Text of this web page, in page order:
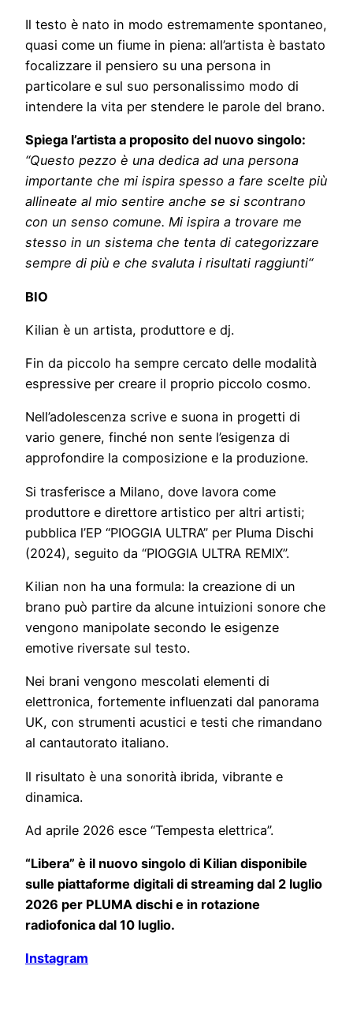
Il testo è nato in modo estremamente spontaneo,
quasi come un fiume in piena: all’artista è bastato
focalizzare il pensiero su una persona in
particolare e sul suo personalissimo modo di
intendere la vita per stendere le parole del brano.
Spiega l’artista a proposito del nuovo singolo:
“Questo pezzo è una dedica ad una persona
importante che mi ispira spesso a fare scelte più
allineate al mio sentire anche se si scontrano
con un senso comune. Mi ispira a trovare me
stesso in un sistema che tenta di categorizzare
sempre di più e che svaluta i risultati raggiunti“
BIO
Kilian è un artista, produttore e dj.
Fin da piccolo ha sempre cercato delle modalità
espressive per creare il proprio piccolo cosmo.
Nell’adolescenza scrive e suona in progetti di
vario genere, finché non sente l’esigenza di
approfondire la composizione e la produzione.
Si trasferisce a Milano, dove lavora come
produttore e direttore artistico per altri artisti;
pubblica l’EP “PIOGGIA ULTRA” per Pluma Dischi
(2024), seguito da “PIOGGIA ULTRA REMIX”.
Kilian non ha una formula: la creazione di un
brano può partire da alcune intuizioni sonore che
vengono manipolate secondo le esigenze
emotive riversate sul testo.
Nei brani vengono mescolati elementi di
elettronica, fortemente influenzati dal panorama
UK, con strumenti acustici e testi che rimandano
al cantautorato italiano.
Il risultato è una sonorità ibrida, vibrante e
dinamica.
Ad aprile 2026 esce “Tempesta elettrica”.
“Libera” è il nuovo singolo di Kilian disponibile
sulle piattaforme digitali di streaming dal 2 luglio
2026 per PLUMA dischi e in rotazione
radiofonica dal 10 luglio.
Instagram